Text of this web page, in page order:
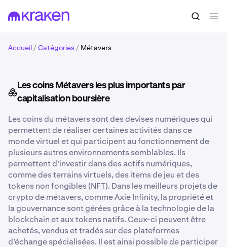
Accueil/Catégories/ Métavers
Les coins Métavers les plus importants par
capitalisation boursière
Les coins du métavers sont des devises numériques qui
permettent de réaliser certaines activités dans ce
monde virtuel et qui participent au fonctionnement de
plusieurs autres environnements semblables. Ils
permettent d’investir dans des actifs numériques,
comme des terrains virtuels, des items de jeu et des
tokens non fongibles (NFT). Dans les meilleurs projets de
crypto de métavers, comme Axie Infinity, la propriété et
la gouvernance sont gérées grâce à la technologie de la
blockchain et aux tokens natifs. Ceux-ci peuvent être
achetés, vendus et tradés sur des plateformes
d’échange spécialisées. Il est ainsi possible de participer